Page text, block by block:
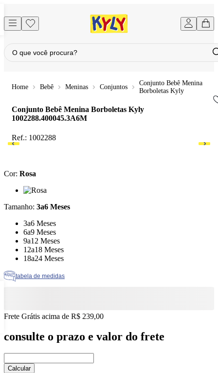
Bebê Meninas Conjuntos
Conjunto Bebê Menina
Borboletas Kyly
Conjunto Bebê Menina Borboletas Kyly
1002288.400045.3A6M
Ref.: 1002288
Cor: Rosa
Cor: Rosa
Tamanho: 3a6 Meses
Tamanho: 3a6 Meses
3a6 Meses
Tamanho: 6a9 Meses
6a9 Meses
Tamanho: 9a12 Meses
9a12 Meses
Tamanho: 12a18 Meses
12a18 Meses
Tamanho: 18a24 Meses
18a24 Meses
tabela de medidas
Frete Grátis acima de R$ 239,00
consulte o prazo e valor do frete
Calcular